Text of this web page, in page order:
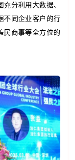
分利用大数据、
不同企业客户的行
民商事等全方位的